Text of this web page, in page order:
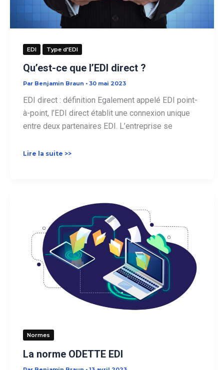
EDI Type d'EDI
Qu’est-ce que l’EDI direct ?
Par Benjamin Braun • 30 mai 2023
EDI direct : définition Egalement appelé EDI point-
à-point, l’EDI direct établit une connexion unique
entre deux partenaires EDI. L’entreprise se
Qu’est-
Lire la suite >>
Normes
La norme ODETTE EDI